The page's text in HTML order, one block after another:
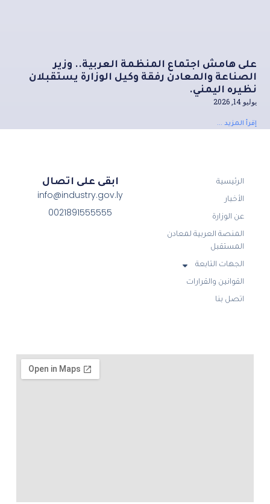
على هامش اجتماع المنظمة العربية.. وزير
الصناعة والمعادن رفقة وكيل الوزارة يستقبلان
نظيره اليمني.
يوليو 14, 2026
إقرأ المزيد ...
الرئيسية
الأخبار
عن الوزارة
المنصة العربية لمعادن
المستقبل
الجهات التابعة
القوانين والقرارات
اتصل بنا
ابقى على اتصال
info@industry.gov.ly
0021891555555